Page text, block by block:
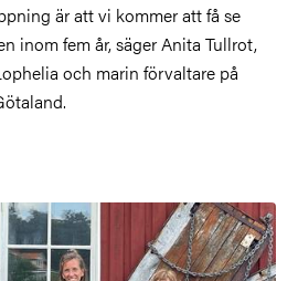
är att vi kommer att få se
inom fem år, säger Anita Tullrot,
och marin förvaltare på